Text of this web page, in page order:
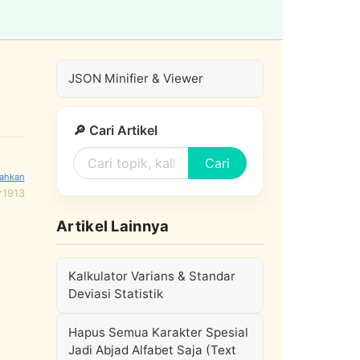
JSON Minifier & Viewer
🔎 Cari Artikel
Cari
Artikel Lainnya
Kalkulator Varians & Standar
Deviasi Statistik
Hapus Semua Karakter Spesial
Jadi Abjad Alfabet Saja (Text